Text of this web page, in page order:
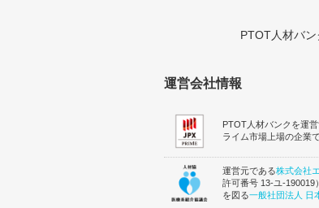
PTOT人材バ
運営会社情報
PTOT人材バンクを運
ライム市場上場の企業で
運営元である株式会社
許可番号 13-ユ-190019
を図る一般社団法人 日